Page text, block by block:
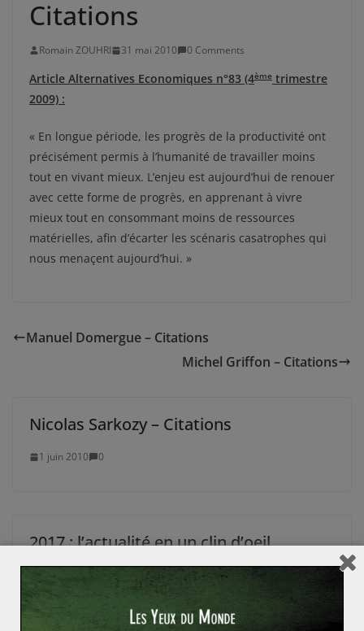
Citations
Romain ZOUHRI 31 mai 2010 0 Comments
Article Alternatives Economiques n°83 (4ème trimestre
2009) :
« En longue période, les progrès de la productivité ont
précisément permis à l’humanité de travailler moins
tout en vivant mieux. L’enjeu est aujourd’hui de renouer
avec cette forme de progrès, en apprenant à vivre
mieux tout en consommant moins de ressources
matérielles, afin d’écarter les scénaris casatrophes qui
nous menaçent aujourd’hui. »
Manuel Domergue – Citations
Michel Griffon – Citations
Nicolas Sarkozy – Citations
1 juin 2010 0
2017 : l’actualité en un clin d’oeil
7 janvier 2018